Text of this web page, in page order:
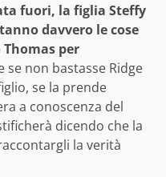
fuori, la figlia Steffy
davvero le cose
per
se non bastasse Ridge
se la prende
a conoscenza del
dicendo che la
la verità